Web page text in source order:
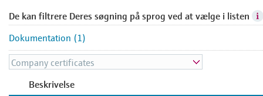
De kan filtrere Deres søgning på sprog ved at vælge i listen
Dokumentation (1)
Beskrivelse